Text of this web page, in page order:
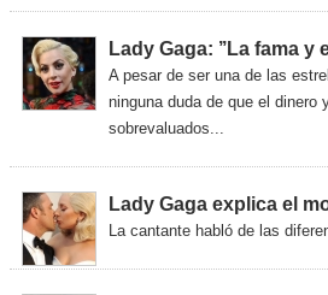
Lady Gaga: ’’La fama y
A pesar de ser una de las
ninguna duda de que el
sobrevaluados...
Lady Gaga explica el
La cantante habló de las